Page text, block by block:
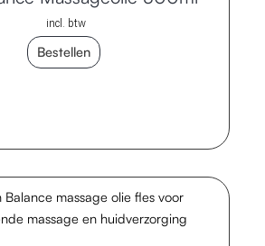
incl. btw
Bestellen